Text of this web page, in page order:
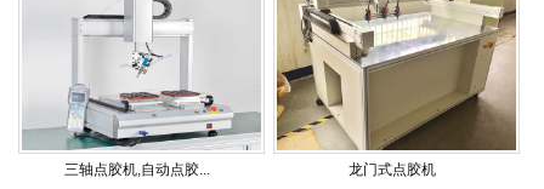
三轴点胶机,自动点胶... 龙门式点胶机